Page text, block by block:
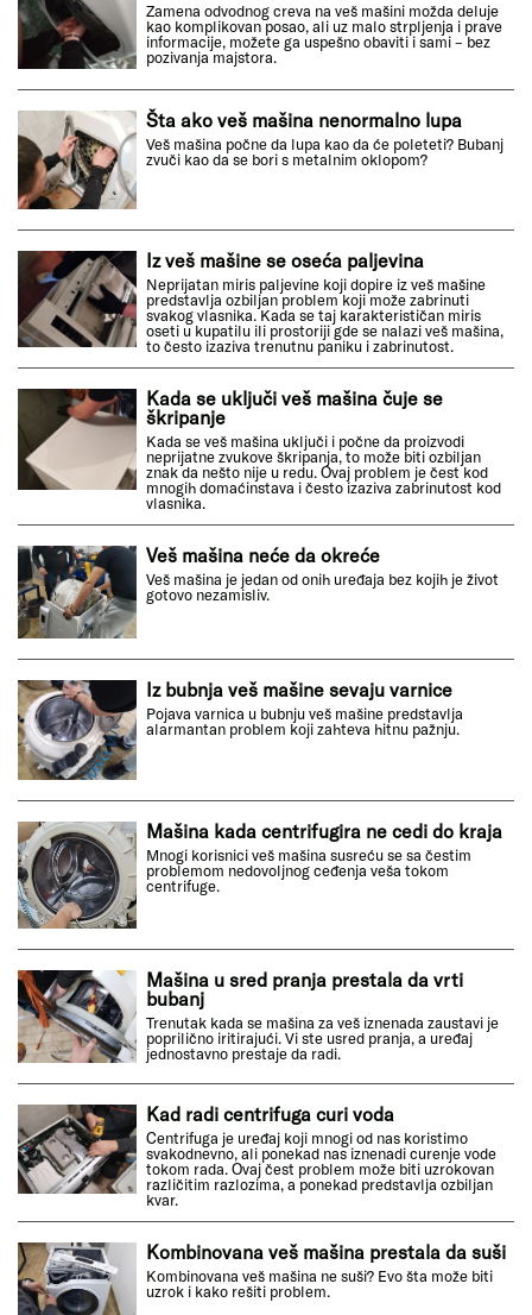
Zamena odvodnog creva na veš mašini možda deluje
kao komplikovan posao, ali uz malo strpljenja i prave
informacije, možete ga uspešno obaviti i sami – bez
pozivanja majstora.
Šta ako veš mašina nenormalno lupa
Veš mašina počne da lupa kao da će poleteti? Bubanj
zvuči kao da se bori s metalnim oklopom?
Iz veš mašine se oseća paljevina
Neprijatan miris paljevine koji dopire iz veš mašine
predstavlja ozbiljan problem koji može zabrinuti
svakog vlasnika. Kada se taj karakterističan miris
oseti u kupatilu ili prostoriji gde se nalazi veš mašina,
to često izaziva trenutnu paniku i zabrinutost.
Kada se uključi veš mašina čuje se
škripanje
Kada se veš mašina uključi i počne da proizvodi
neprijatne zvukove škripanja, to može biti ozbiljan
znak da nešto nije u redu. Ovaj problem je čest kod
mnogih domaćinstava i često izaziva zabrinutost kod
vlasnika.
Veš mašina neće da okreće
Veš mašina je jedan od onih uređaja bez kojih je život
gotovo nezamisliv.
Iz bubnja veš mašine sevaju varnice
Pojava varnica u bubnju veš mašine predstavlja
alarmantan problem koji zahteva hitnu pažnju.
Mašina kada centrifugira ne cedi do kraja
Mnogi korisnici veš mašina susreću se sa čestim
problemom nedovoljnog ceđenja veša tokom
centrifuge.
Mašina u sred pranja prestala da vrti
bubanj
Trenutak kada se mašina za veš iznenada zaustavi je
poprilično iritirajući. Vi ste usred pranja, a uređaj
jednostavno prestaje da radi.
Kad radi centrifuga curi voda
Centrifuga je uređaj koji mnogi od nas koristimo
svakodnevno, ali ponekad nas iznenadi curenje vode
tokom rada. Ovaj čest problem može biti uzrokovan
različitim razlozima, a ponekad predstavlja ozbiljan
kvar.
Kombinovana veš mašina prestala da suši
Kombinovana veš mašina ne suši? Evo šta može biti
uzrok i kako rešiti problem.